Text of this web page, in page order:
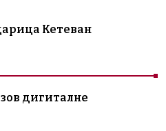
Кетеван
дигиталне